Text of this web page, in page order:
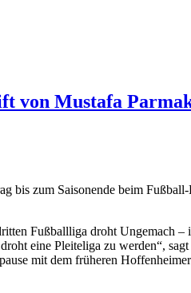
von Mustafa
bis zum Saisonende beim
Fußballliga droht Ungemach
eine Pleiteliga zu werden“,
mit dem früheren